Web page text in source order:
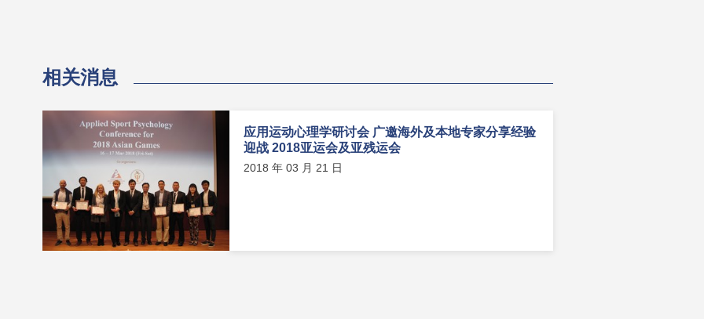
相关消息
应用运动心理学研讨会 广邀海外及本地专家分享经验
迎战 2018亚运会及亚残运会
2018 年 03 月 21 日